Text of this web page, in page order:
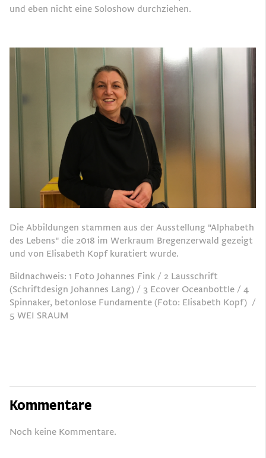
und eben nicht eine Soloshow durchziehen.
Die Abbildungen stammen aus der Ausstellung "Alphabeth
des Lebens" die 2018 im Werkraum Bregenzerwald gezeigt
und von Elisabeth Kopf kuratiert wurde.
Bildnachweis: 1 Foto Johannes Fink / 2 Lausschrift
(Schriftdesign Johannes Lang) / 3 Ecover Oceanbottle / 4
Spinnaker, betonlose Fundamente (Foto: Elisabeth Kopf) /
5 WEI SRAUM
Kommentare
Noch keine Kommentare.